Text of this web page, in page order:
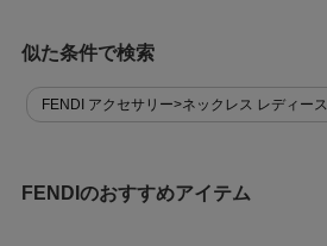
似た条件で検索
FENDI アクセサリー>ネックレス レディース
FENDIのおすすめアイテム